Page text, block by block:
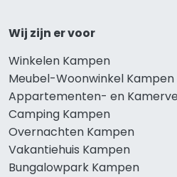
Wij zijn er voor
Winkelen Kampen
Meubel-Woonwinkel Kampen
Appartementen- en
Camping Kampen
Overnachten Kampen
Vakantiehuis Kampen
Bungalowpark Kampen